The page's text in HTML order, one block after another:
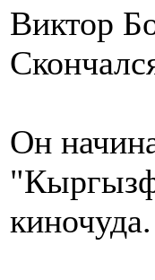
Виктор
Он
киночуда.